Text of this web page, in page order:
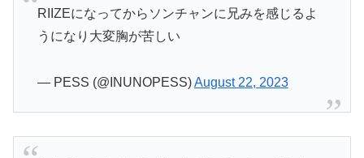
RIIZEになってからソンチャンに兄みを感じるよ
うになり大変胸が苦しい
— PESS (@INUNOPESS)August 22, 2023